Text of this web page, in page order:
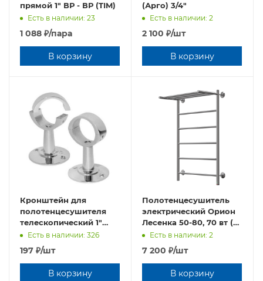
прямой 1" ВР - ВР (TIM)
Есть в наличии: 23
1 088 ₽/пара
В корзину
(Арго) 3/4"
Есть в наличии: 2
2 100 ₽/шт
В корзину
Кронштейн для
полотенцесушителя
телескопический 1"
разъемный (TIM)
Есть в наличии: 326
197 ₽/шт
В корзину
Полотенцесушитель
электрический Орион
Лесенка 50-80, 70 вт (К-
таймер, Дуга, Слева) с
ПОЛКОЙ
Есть в наличии: 2
7 200 ₽/шт
В корзину